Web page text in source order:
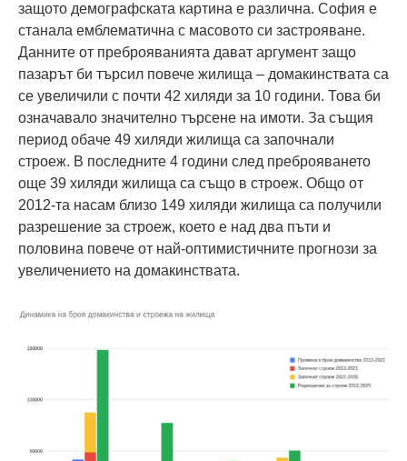
защото демографската картина е различна. София е
станала емблематична с масовото си застрояване.
Данните от преброяванията дават аргумент защо
пазарът би търсил повече жилища – домакинствата са
се увеличили с почти 42 хиляди за 10 години. Това би
означавало значително търсене на имоти. За същия
период обаче 49 хиляди жилища са започнали
строеж. В последните 4 години след преброяването
още 39 хиляди жилища са също в строеж. Общо от
2012-та насам близо 149 хиляди жилища са получили
разрешение за строеж, което е над два пъти и
половина повече от най-оптимистичните прогнози за
увеличението на домакинствата.